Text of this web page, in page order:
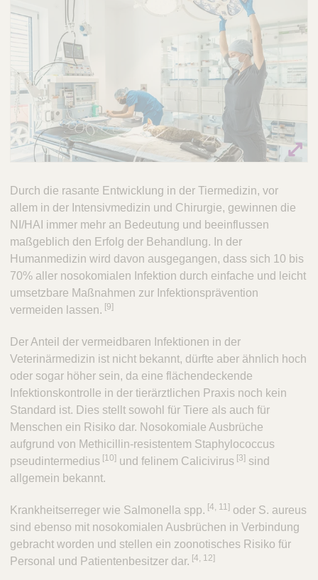
Durch die rasante Entwicklung in der Tiermedizin, vor
allem in der Intensivmedizin und Chirurgie, gewinnen die
NI/HAI immer mehr an Bedeutung und beeinflussen
maßgeblich den Erfolg der Behandlung. In der
Humanmedizin wird davon ausgegangen, dass sich 10 bis
70% aller nosokomialen Infektion durch einfache und leicht
umsetzbare Maßnahmen zur Infektionsprävention
vermeiden lassen. ​[9]
Der Anteil der vermeidbaren Infektionen in der
Veterinärmedizin ist nicht bekannt, dürfte aber ähnlich hoch
oder sogar höher sein, da eine flächendeckende
Infektionskontrolle in der tierärztlichen Praxis noch kein
Standard ist. Dies stellt sowohl für Tiere als auch für
Menschen ein Risiko dar. Nosokomiale Ausbrüche
aufgrund von Methicillin-resistentem Staphylococcus
pseudintermedius ​[10] und felinem Calicivirus [3] ​sind
allgemein bekannt.
Krankheitserreger wie Salmonella spp. ​[4, 11] oder S. aureus
sind ebenso mit nosokomialen Ausbrüchen in Verbindung
gebracht worden und stellen ein zoonotisches Risiko für
Personal und Patientenbesitzer dar. ​[4, 12]